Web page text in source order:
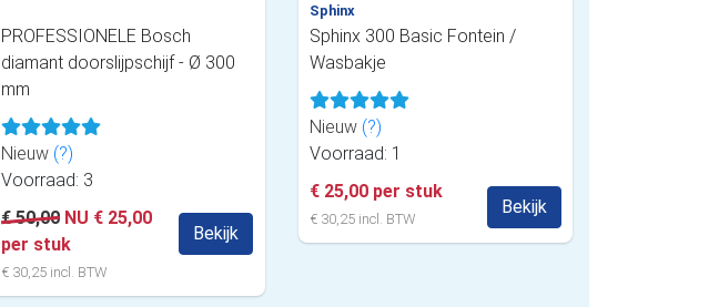
PROFESSIONELE Bosch
diamant doorslijpschijf - Ø 300
mm
Nieuw (?)
Voorraad: 3
€ 50,00 NU € 25,00
per stuk
€ 30,25 incl. BTW
Bekijk
Sphinx
Sphinx 300 Basic Fontein /
Wasbakje
Nieuw (?)
Voorraad: 1
€ 25,00 per stuk
€ 30,25 incl. BTW
Bekijk